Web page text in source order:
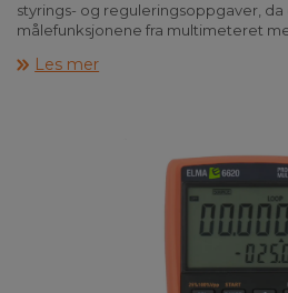
styrings- og reguleringsoppgaver,
målefunksjonene fra multimeteret
kretser.
ergonomisk design med
Målefunksjonene omfatter sann RMS
spenning med VFC-filter for presis
kretser med variabel spenning, DC-
motstand/gjennomgang, diodetest,
Elma 6620 kan simulere signaler i
Les mer